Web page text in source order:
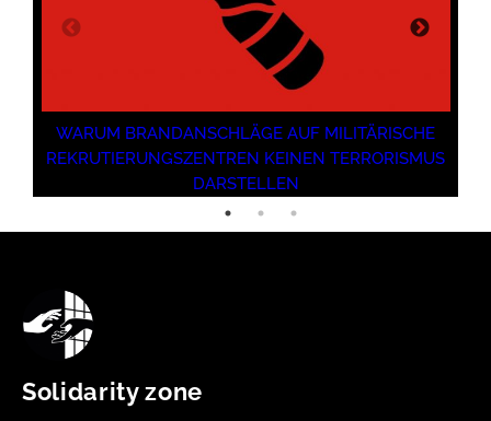
WARUM BRANDANSCHLÄGE AUF MILITÄRISCHE
REKRUTIERUNGSZENTREN KEINEN TERRORISMUS
DARSTELLEN
Solidarity zone